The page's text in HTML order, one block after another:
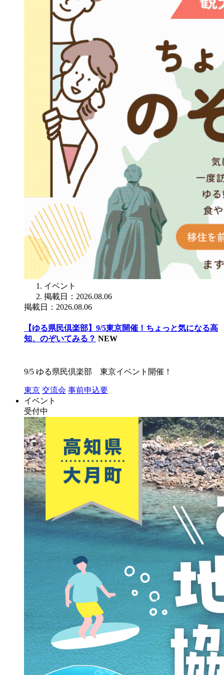
イベント
掲載日：2026.08.06
掲載日：2026.08.06
【ゆる県民倶楽部】9/5東京開催！ちょっと気になる高
知、のぞいてみる？ NEW
9/5 ゆる県民倶楽部 東京イベント開催！
東京 交流会 事前申込要
イベント
受付中